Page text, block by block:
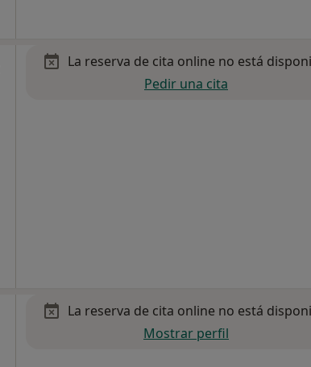
La reserva de cita online no está
Pedir una cita
La reserva de cita online no está
Mostrar perfil